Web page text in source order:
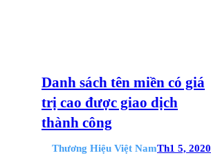
Danh sách tên miền có giá
trị cao được giao dịch
thành công
Thương Hiệu Việt NamTh1 5, 2020